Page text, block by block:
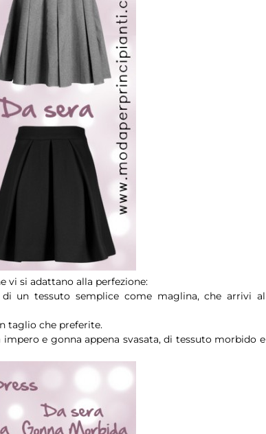
vi si adattano alla perfezione:
un tessuto semplice come maglina, che arrivi al
taglio che preferite.
e gonna appena svasata, di tessuto morbido e